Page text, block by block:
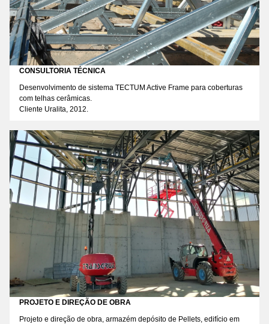
CONSULTORIA TÉCNICA
Desenvolvimento de sistema TECTUM Active Frame para coberturas
com telhas cerâmicas.
Cliente Uralita, 2012.
PROJETO E DIREÇÃO DE OBRA
Projeto e direção de obra, armazém depósito de Pellets, edifício em